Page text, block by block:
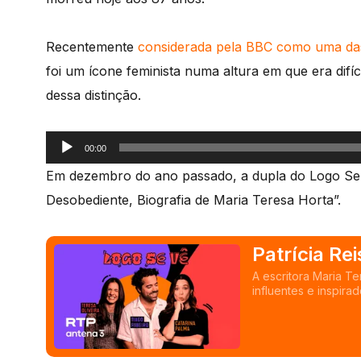
Recentemente considerada pela BBC como uma
foi um ícone feminista numa altura em que era
dessa distinção.
Reprodutor
de
áudio
00:00
Em dezembro do ano passado, a dupla do Logo
Desobediente, Biografia de Maria Teresa Horta”.
Patrícia
Maria
A escritora Maria
influentes e